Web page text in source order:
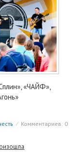
«ЧАЙФ»,
⁄ Комментариев: 0